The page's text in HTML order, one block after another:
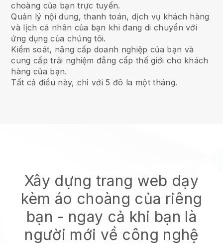
choàng của bạn trực tuyến.
Quản lý nội dung, thanh toán, dịch vụ khách hàng
và lịch cá nhân của bạn khi đang di chuyển với
ứng dụng của chúng tôi.
Kiểm soát, nâng cấp doanh nghiệp của bạn và
cung cấp trải nghiệm đẳng cấp thế giới cho khách
hàng của bạn.
Tất cả điều này, chỉ với 5 đô la một tháng.
Xây dựng trang web dạy
kèm áo choàng của riêng
bạn - ngay cả khi bạn là
người mới về công nghệ